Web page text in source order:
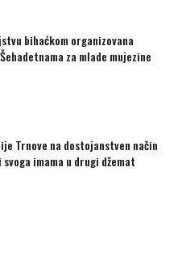
bihaćkom organizovana
za mlade mujezine
Trnove na dostojanstven način
imama u drugi džemat